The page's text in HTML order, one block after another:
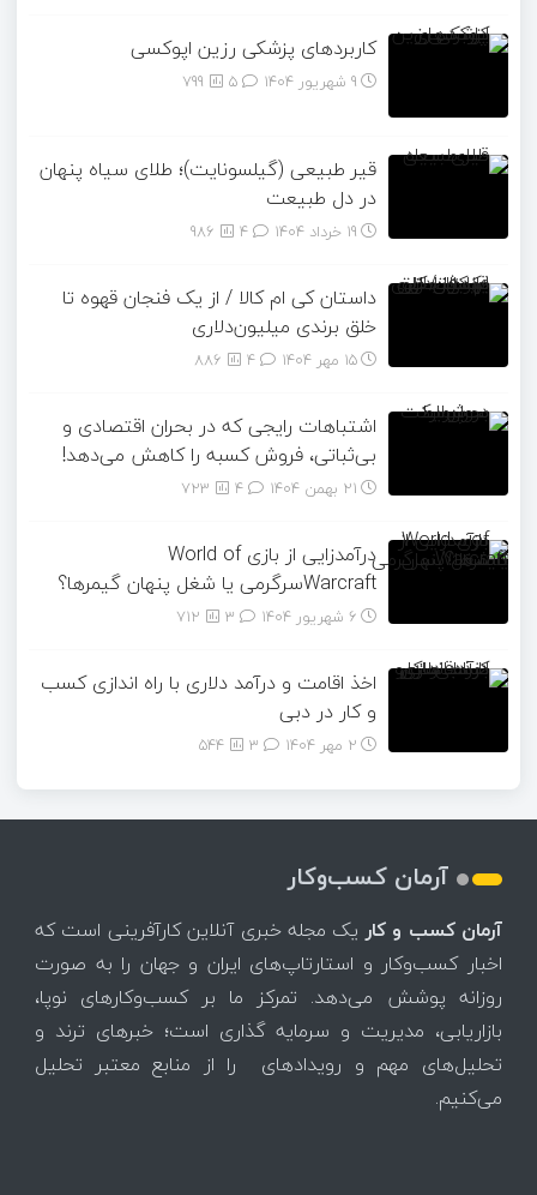
کاربردهای پزشکی رزین اپوکسی
9 شهریور 1404 799
قیر طبیعی (گیلسونایت)؛ طلای سیاه پنهان
در دل طبیعت
19 خرداد 1404 986
داستان کی ام کالا / از یک فنجان قهوه تا
خلق برندی میلیون‌دلاری
15 مهر 1404 886
اشتباهات رایجی که در بحران اقتصادی و
بی‌ثباتی، فروش کسبه را کاهش می‌دهد!
21 بهمن 1404 723
درآمدزایی از بازی World of
Warcraftسرگرمی یا شغل پنهان گیمرها؟
6 شهریور 1404 712
اخذ اقامت و درآمد دلاری با راه اندازی کسب
و کار در دبی
2 مهر 1404 544
آرمان کسب‌وکار
آرمان کسب و کاریک مجله خبری آنلاین کارآفرینی است که
اخبار کسب‌وکار و استارتاپ‌های ایران و جهان را به صورت
روزانه پوشش می‌دهد. تمرکز ما بر کسب‌وکارهای نوپا،
بازاریابی، مدیریت و سرمایه گذاری است؛ خبرهای ترند و
تحلیل‌های مهم و رویدادهای را از منابع معتبر تحلیل
می‌کنیم.